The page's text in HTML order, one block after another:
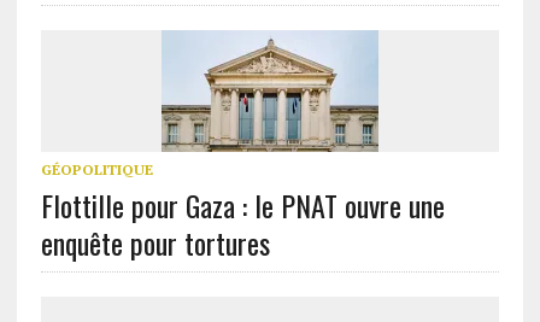
GÉOPOLITIQUE
Flottille pour Gaza : le PNAT ouvre une
enquête pour tortures